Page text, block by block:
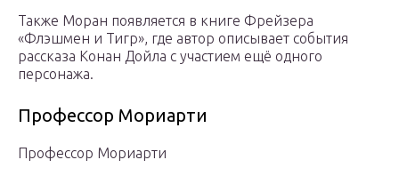
Также Моран появляется в книге Фрейзера
«Флэшмен и Тигр», где автор описывает события
рассказа Конан Дойла с участием ещё одного
персонажа.
Профессор Мориарти
Профессор Мориарти